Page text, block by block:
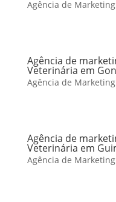
Agência de
Agência de
Veterinária em
Agência de
Agência de
Veterinária em
Agência de